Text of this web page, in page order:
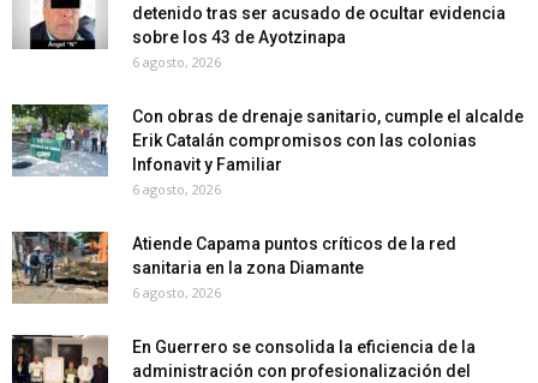
detenido tras ser acusado de ocultar evidencia
sobre los 43 de Ayotzinapa
6 agosto, 2026
Con obras de drenaje sanitario, cumple el alcalde
Erik Catalán compromisos con las colonias
Infonavit y Familiar
6 agosto, 2026
Atiende Capama puntos críticos de la red
sanitaria en la zona Diamante
6 agosto, 2026
En Guerrero se consolida la eficiencia de la
administración con profesionalización del